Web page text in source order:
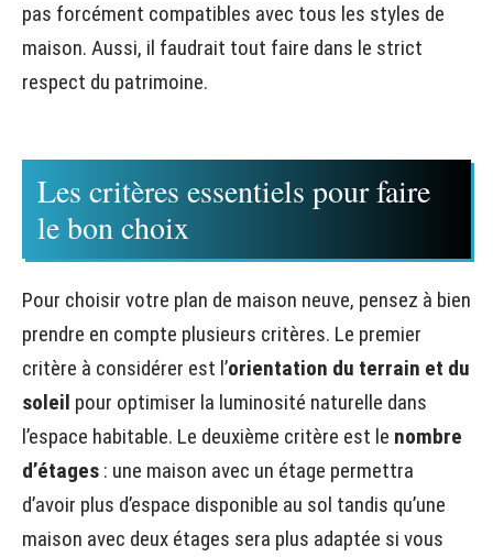
pas forcément compatibles avec tous les styles de
maison. Aussi, il faudrait tout faire dans le strict
respect du patrimoine.
Les critères essentiels pour faire
le bon choix
Pour choisir votre plan de maison neuve, pensez à bien
prendre en compte plusieurs critères. Le premier
critère à considérer est l’orientation du terrain et du
soleil pour optimiser la luminosité naturelle dans
l’espace habitable. Le deuxième critère est le nombre
d’étages : une maison avec un étage permettra
d’avoir plus d’espace disponible au sol tandis qu’une
maison avec deux étages sera plus adaptée si vous